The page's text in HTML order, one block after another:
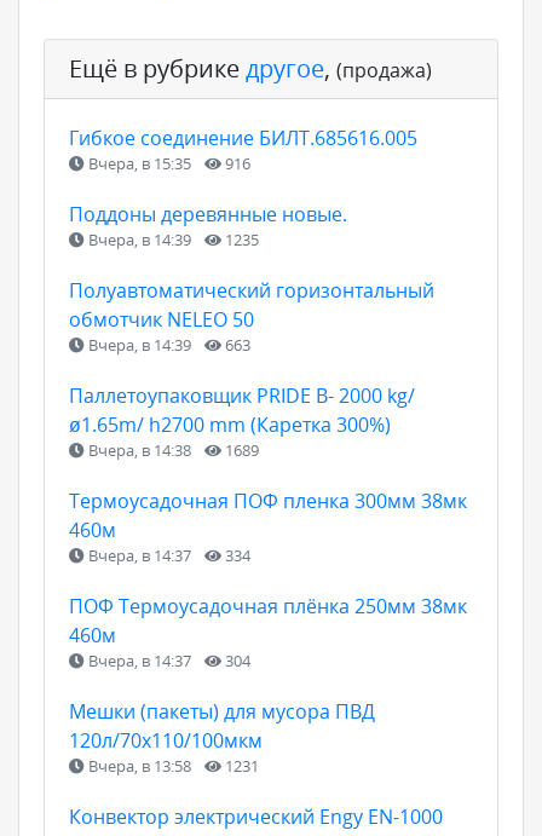
Ещё в рубрикедругое, (продажа)
Гибкое соединение БИЛТ.685616.005
Вчера, в 15:35 916
Поддоны деревянные новые.
Вчера, в 14:39 1235
Полуавтоматический горизонтальный
обмотчик NELEO 50
Вчера, в 14:39 663
Паллетоупаковщик PRIDE В- 2000 kg/
ø1.65m/ h2700 mm (Каретка 300%)
Вчера, в 14:38 1689
Термоусадочная ПОФ пленка 300мм 38мк
460м
Вчера, в 14:37 334
ПОФ Термоусадочная плёнка 250мм 38мк
460м
Вчера, в 14:37 304
Мешки (пакеты) для мусора ПВД
120л/70х110/100мкм
Вчера, в 13:58 1231
Конвектор электрический Engy EN-1000